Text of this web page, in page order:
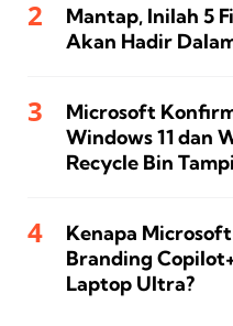
Mantap, Inilah 5
Akan Hadir
Microsoft
Windows 11 dan
Recycle Bin
Kenapa
Branding
Laptop Ultra?